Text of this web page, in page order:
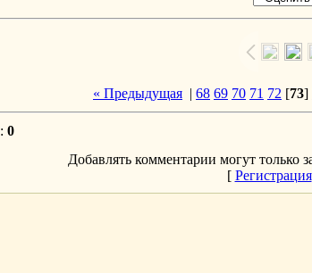
« Предыдущая | 68 69 70 71 72 [73]
: 0
Добавлять комментарии могут только
[ Регистрация